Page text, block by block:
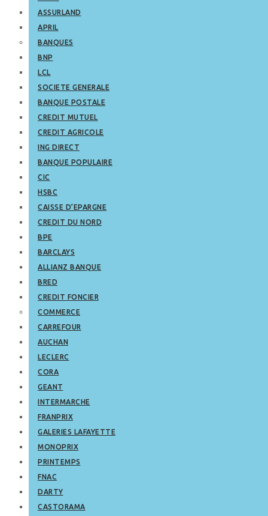
ASSURLAND
APRIL
BANQUES
BNP
LCL
SOCIETE GENERALE
BANQUE POSTALE
CREDIT MUTUEL
CREDIT AGRICOLE
ING DIRECT
BANQUE POPULAIRE
CIC
HSBC
CAISSE D’EPARGNE
CREDIT DU NORD
BPE
BARCLAYS
ALLIANZ BANQUE
BRED
CREDIT FONCIER
COMMERCE
CARREFOUR
AUCHAN
LECLERC
CORA
GEANT
INTERMARCHE
FRANPRIX
GALERIES LAFAYETTE
MONOPRIX
PRINTEMPS
FNAC
DARTY
CASTORAMA